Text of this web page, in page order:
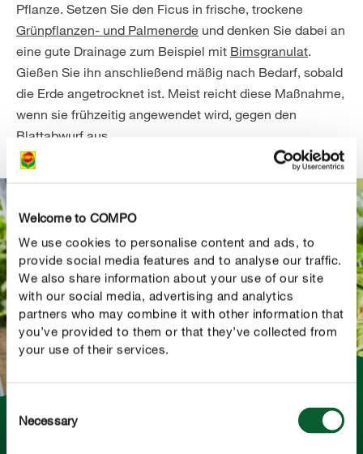
Welcome to COMPO
We use cookies to personalise content and ads, to
provide social media features and to analyse our traffic.
We also share information about your use of our site
with our social media, advertising and analytics
partners who may combine it with other information that
you’ve provided to them or that they’ve collected from
your use of their services.
Selection
Necessary
Pflanze. Setzen Sie den Ficus in frische, trockene
Grünpflanzen- und Palmenerde und denken Sie dabei an
eine gute Drainage zum Beispiel mit Bimsgranulat.
Gießen Sie ihn anschließend mäßig nach Bedarf, sobald
die Erde angetrocknet ist. Meist reicht diese Maßnahme,
wenn sie frühzeitig angewendet wird, gegen den
Blattabwurf aus.
So vermeiden Sie Staunässe